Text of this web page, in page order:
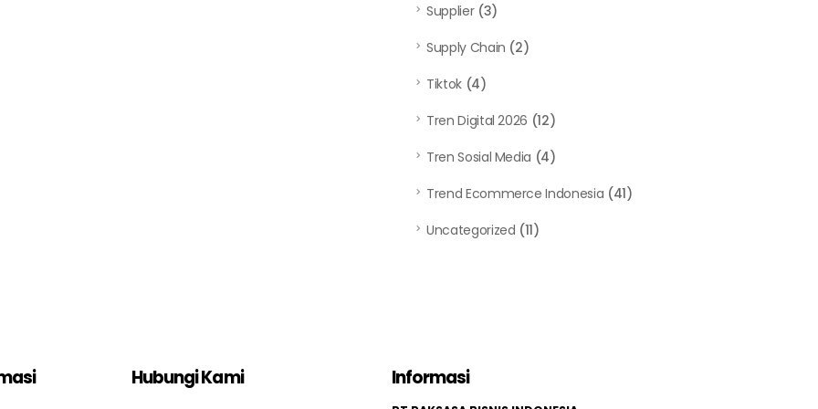
Supplier(3)
Supply Chain (2)
Tiktok(4)
Tren Digital 2026 (12)
Tren Sosial Media (4)
Trend Ecommerce Indonesia (41)
Uncategorized (11)
Hubungi Kami Informasi